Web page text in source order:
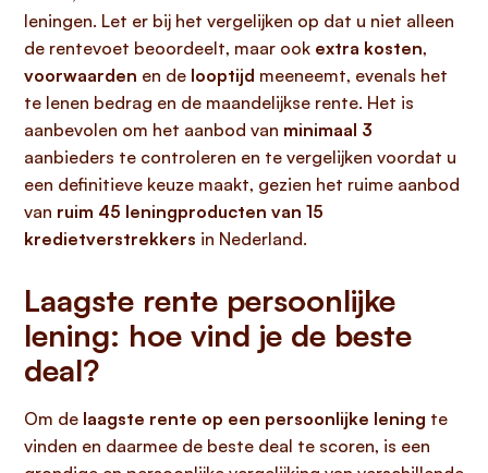
leningen. Let er bij het vergelijken op dat u niet alleen
de rentevoet beoordeelt, maar ook extra kosten,
voorwaarden en de looptijd meeneemt, evenals het
te lenen bedrag en de maandelijkse rente. Het is
aanbevolen om het aanbod van minimaal 3
aanbieders te controleren en te vergelijken voordat u
een definitieve keuze maakt, gezien het ruime aanbod
van ruim 45 leningproducten van 15
kredietverstrekkers in Nederland.
Laagste rente persoonlijke
lening: hoe vind je de beste
deal?
Om de laagste rente op een persoonlijke lening te
vinden en daarmee de beste deal te scoren, is een